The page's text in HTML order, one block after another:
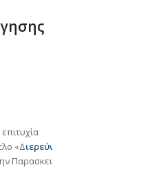
«Διερεύνηση Παραμέτρων
Παρασκευή 2 Σεπτεμβρίου